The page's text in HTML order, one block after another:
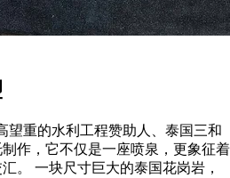
望重的水利工程赞助人、泰国三和
作，它不仅是一座喷泉，更象征着
。 一块尺寸巨大的泰国花岗岩，